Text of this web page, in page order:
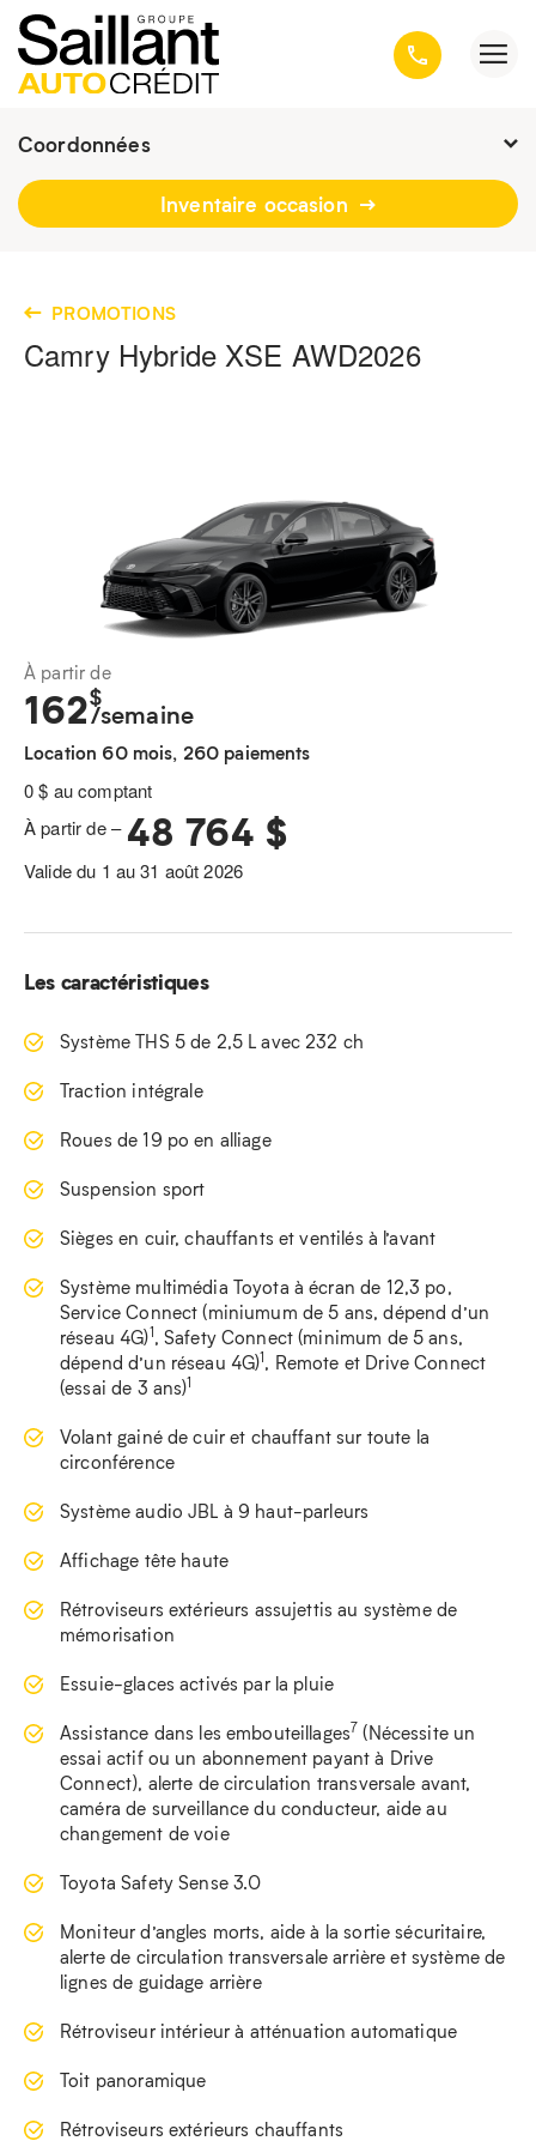
Coordonnées
9h - 16h30
Inventaire occasion
PROMOTIONS
Camry Hybride XSE AWD2026
À partir de
162$
/semaine
Location 60 mois, 260 paiements
0 $ au comptant
À partir de – 48 764 $
Valide du 1 au 31 août 2026
Les caractéristiques
Système THS 5 de 2,5 L avec 232 ch
Traction intégrale
Roues de 19 po en alliage
Suspension sport
Sièges en cuir, chauffants et ventilés à l’avant
Système multimédia Toyota à écran de 12,3 po,
Service Connect (miniumum de 5 ans, dépend d’un
réseau 4G)1, Safety Connect (minimum de 5 ans,
dépend d’un réseau 4G)1, Remote et Drive Connect
(essai de 3 ans)1
Volant gainé de cuir et chauffant sur toute la
circonférence
Système audio JBL à 9 haut-parleurs
Affichage tête haute
Rétroviseurs extérieurs assujettis au système de
mémorisation
Essuie-glaces activés par la pluie
Assistance dans les embouteillages7 (Nécessite un
essai actif ou un abonnement payant à Drive
Connect), alerte de circulation transversale avant,
caméra de surveillance du conducteur, aide au
changement de voie
Toyota Safety Sense 3.0
Moniteur d’angles morts, aide à la sortie sécuritaire,
alerte de circulation transversale arrière et système de
lignes de guidage arrière
Rétroviseur intérieur à atténuation automatique
Toit panoramique
Rétroviseurs extérieurs chauffants